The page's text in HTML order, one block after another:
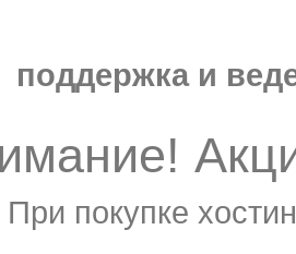
поддержка и
При покупке